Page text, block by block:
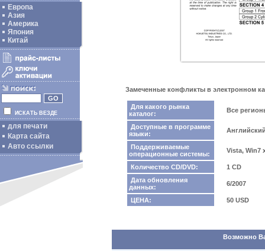
Европа
Азия
Америка
Япония
Китай
ИСКАТЬ ВЕЗДЕ
для печати
Карта сайта
Авто ссылки
Замеченные конфликты в электронном
Для какого рынка
каталог:
Все
Доступные в программе
языки:
Поддерживаемые
операционные системы:
Vista, Win7
Количество CD/DVD:
1 CD
Дата обновления
данных:
6/2007
ЦЕНА: 50 USD
Возможно